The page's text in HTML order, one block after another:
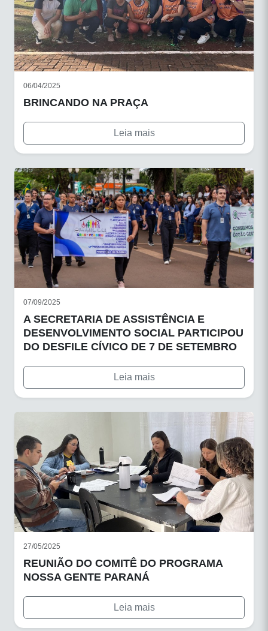
06/04/2025
BRINCANDO NA PRAÇA
Leia mais
07/09/2025
A SECRETARIA DE ASSISTÊNCIA E
DESENVOLVIMENTO SOCIAL PARTICIPOU
DO DESFILE CÍVICO DE 7 DE SETEMBRO
Leia mais
27/05/2025
REUNIÃO DO COMITÊ DO PROGRAMA
NOSSA GENTE PARANÁ
Leia mais